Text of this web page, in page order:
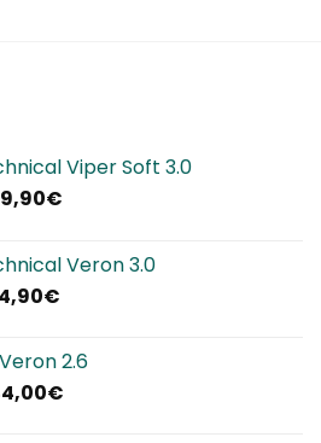
Viper Soft 3.0
€Il
è:
Veron 3.0
€Il
è:
134,90€.
2.6
€Il